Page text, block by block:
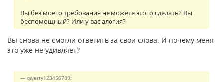
Вы без моего требования не можете этого сделать? Вы
беспомощный? Или у вас алогия?
Вы снова не смогли ответить за свои слова. И почему меня
это уже не удивляет?
qwerty123456789: